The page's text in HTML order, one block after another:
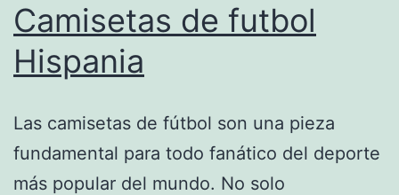
Camisetas de futbol
Hispania
Las camisetas de fútbol son una pieza
fundamental para todo fanático del deporte
más popular del mundo. No solo